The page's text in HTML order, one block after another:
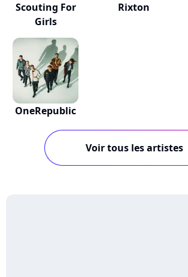
Scouting For
Girls
Rixton
OneRepublic
Voir tous les artistes